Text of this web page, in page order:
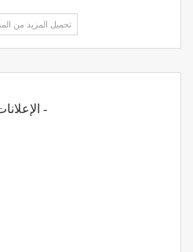
تحميل المزيد من
-